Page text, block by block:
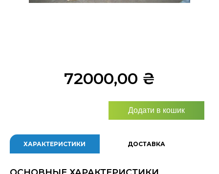
72000,00 ₴
Додати в кошик
ХАРАКТЕРИСТИКИ ДОСТАВКА